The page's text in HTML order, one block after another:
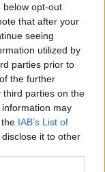
below opt-out
that after your
seeing
utilized by
parties prior to
the further
third parties on the
information may
IAB’s List of
it to other